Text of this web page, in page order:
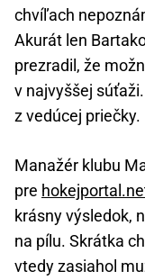
chvíľach
Akurát len
prezradil, že
v najvyššej
z vedúcej priečky.
Manažér klubu
pre
krásny výsledok,
na pílu. Skrátka
vtedy zasiahol